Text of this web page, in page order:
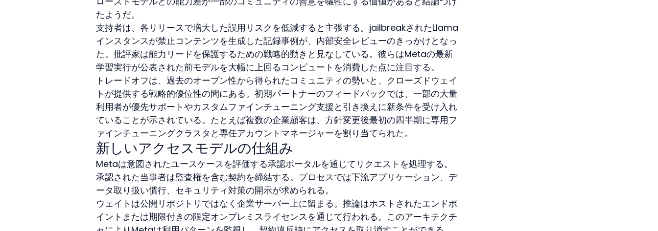
たようだ。
支持者は、各リリースで増大した誤用リスクを低減すると主張する。jailbreakされたLlama
インスタンスが禁止コンテンツを生成した記録事例が、内部安全レビューのきっかけとなっ
た。批評家は能力リードを保護するための戦略的動きと見なしている。彼らはMetaの最新
学習実行が公表された前モデルを大幅に上回るコンピュートを消費した点に注目する。
トレードオフは、過去のオープン性から得られたコミュニティの勢いと、クローズドウェイ
トが提供する戦略的優位性の間にある。初期パートナーのフィードバックでは、一部の大量
利用者が優先サポートやカスタムファインチューニング支援と引き換えに新条件を受け入れ
ていることが示されている。たとえば複数の企業顧客は、方針変更後最初の四半期に専用フ
ァインチューニングクラスタと専任アカウントマネージャーを割り当てられた。
新しいアクセスモデルの仕組み
Metaは意図されたユースケースを評価する承認ポータルを通じてリクエストを処理する。
承認された当事者は監査権を含む契約を締結する。プロセスでは下流アプリケーション、デ
ータ取り扱い慣行、セキュリティ対策の開示が求められる。
ウェイトは公開リポジトリではなく企業サーバー上に留まる。推論はホストされたエンドポ
イントまたは期限付きの限定オンプレミスライセンスを通じて行われる。このアーキテクチ